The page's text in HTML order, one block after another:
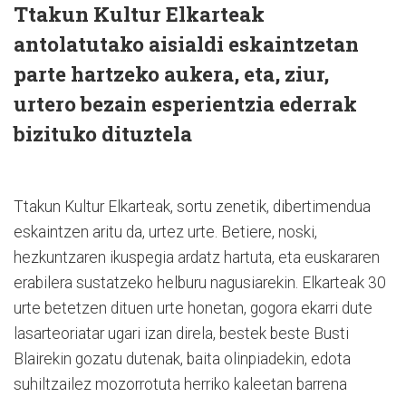
Ttakun Kultur Elkarteak
antolatutako aisialdi eskaintzetan
parte hartzeko aukera, eta, ziur,
urtero bezain esperientzia ederrak
bizituko dituztela
Ttakun Kultur Elkarteak, sortu zenetik, dibertimendua
eskaintzen aritu da, urtez urte. Betiere, noski,
hezkuntzaren ikuspegia ardatz hartuta, eta euskararen
erabilera sustatzeko helburu nagusiarekin. Elkarteak 30
urte betetzen dituen urte honetan, gogora ekarri dute
lasarteoriatar ugari izan direla, bestek beste Busti
Blairekin gozatu dutenak, baita olinpiadekin, edota
suhiltzailez mozorrotuta herriko kaleetan barrena